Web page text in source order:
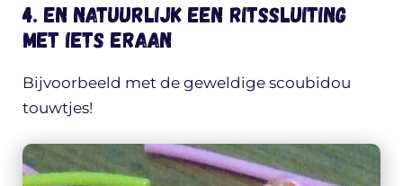
4. En natuurlijk een ritssluiting
met iets eraan
Bijvoorbeeld met de geweldige scoubidou
touwtjes!